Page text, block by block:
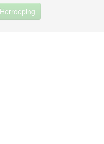
Herroeping